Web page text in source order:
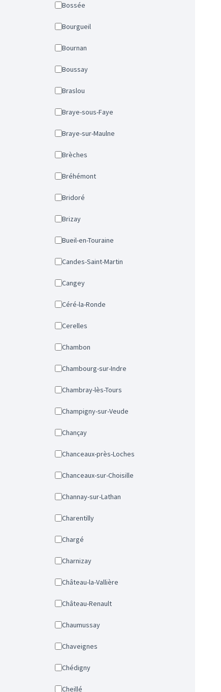
Bossée
Bourgueil
Bournan
Boussay
Braslou
Braye-sous-Faye
Braye-sur-Maulne
Brèches
Bréhémont
Bridoré
Brizay
Bueil-en-Touraine
Candes-Saint-Martin
Cangey
Céré-la-Ronde
Cerelles
Chambon
Chambourg-sur-Indre
Chambray-lès-Tours
Champigny-sur-Veude
Chançay
Chanceaux-près-Loches
Chanceaux-sur-Choisille
Channay-sur-Lathan
Charentilly
Chargé
Charnizay
Château-la-Vallière
Château-Renault
Chaumussay
Chaveignes
Chédigny
Cheillé